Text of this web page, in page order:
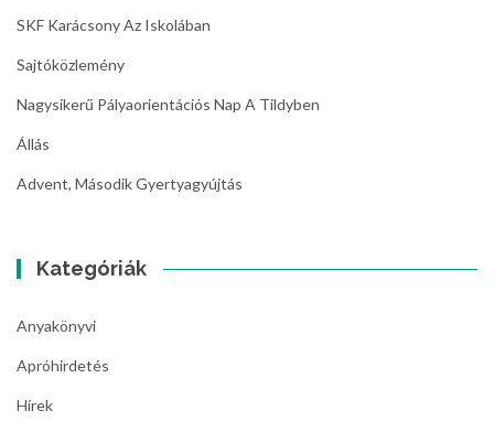
SKF Karácsony Az Iskolában
Sajtóközlemény
Nagysikerű Pályaorientációs Nap A Tildyben
Állás
Advent, Második Gyertyagyújtás
Kategóriák
Anyakönyvi
Apróhirdetés
Hírek